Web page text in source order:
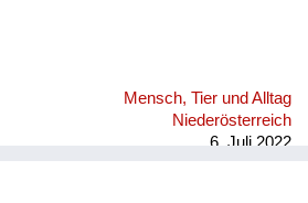
Mensch, Tier und Alltag
Niederösterreich
6. Juli 2022